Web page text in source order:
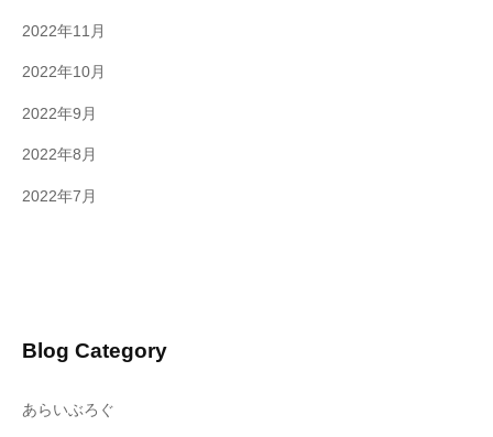
2022年11月
2022年10月
2022年9月
2022年8月
2022年7月
Blog Category
あらいぶろぐ